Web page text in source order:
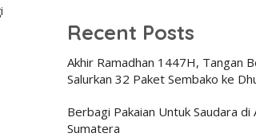
Recent Posts
Akhir Ramadhan 1447H, Tangan
Salurkan 32 Paket Sembako ke
Berbagi Pakaian Untuk Saudara di
Sumatera